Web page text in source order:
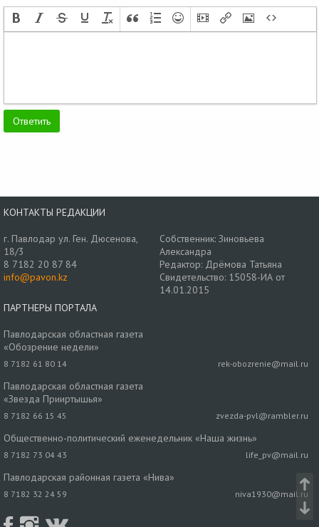
КОНТАКТЫ РЕДАКЦИИ
г. Павлодар ул. Ген. Дюсенова,
18/3
8 7182 20 87 84
info@pavon.kz
Собственник: Зиновьева
Александра
Редактор: Дрёмова Татьяна
Свидетельство: 15058-ИА от
14.01.2015
ПАРТНЕРЫ ПОРТАЛА
Павлодарская областная газета
«Обозрение недели»
8 7182 61 80 14 rek-obozrenie@mail.ru
Павлодарская областная газета
«Звезда Прииртышья»
8 7182 66 15 45 zvezda-pvl@rambler.ru
Общественно-политический еженедельник «Наша жизнь»
8 7182 73 04 43 life_pv@mail.ru
Павлодарская районная газета «Нива»
8 7182 32 24 59 niva1930@mail.ru